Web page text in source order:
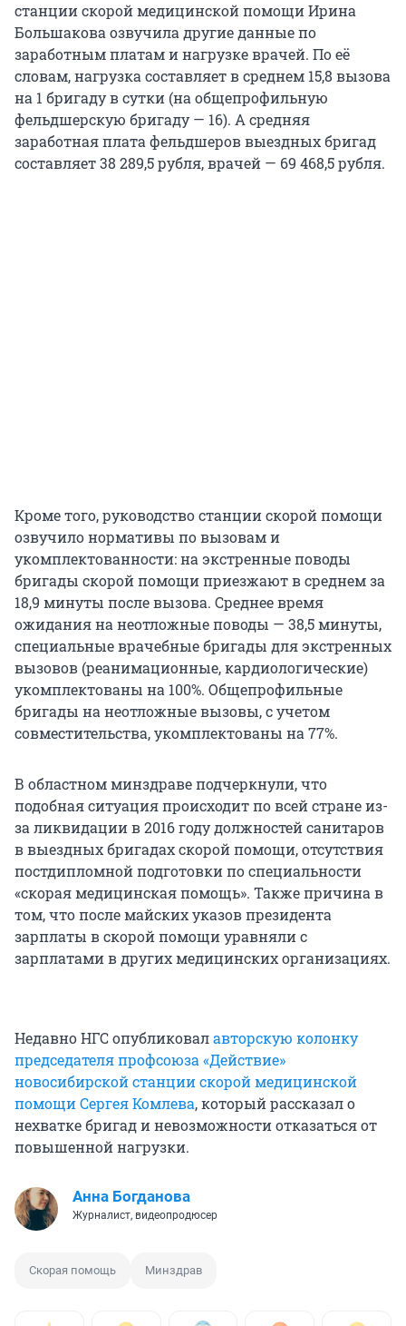
станции скорой медицинской помощи Ирина
Большакова озвучила другие данные по
заработным платам и нагрузке врачей. По её
словам, нагрузка составляет в среднем 15,8 вызова
на 1 бригаду в сутки (на общепрофильную
фельдшерскую бригаду — 16). А средняя
заработная плата фельдшеров выездных бригад
составляет 38 289,5 рубля, врачей — 69 468,5 рубля.
Кроме того, руководство станции скорой помощи
озвучило нормативы по вызовам и
укомплектованности: на экстренные поводы
бригады скорой помощи приезжают в среднем за
18,9 минуты после вызова. Среднее время
ожидания на неотложные поводы — 38,5 минуты,
специальные врачебные бригады для экстренных
вызовов (реанимационные, кардиологические)
укомплектованы на 100%. Общепрофильные
бригады на неотложные вызовы, с учетом
совместительства, укомплектованы на 77%.
В областном минздраве подчеркнули, что
подобная ситуация происходит по всей стране из-
за ликвидации в 2016 году должностей санитаров
в выездных бригадах скорой помощи, отсутствия
постдипломной подготовки по специальности
«скорая медицинская помощь». Также причина в
том, что после майских указов президента
зарплаты в скорой помощи уравняли с
зарплатами в других медицинских организациях.
Недавно НГС опубликовалавторскую колонку
председателя профсоюза «Действие»
новосибирской станции скорой медицинской
помощи Сергея Комлева, который рассказал о
нехватке бригад и невозможности отказаться от
повышенной нагрузки.
Анна Богданова
Журналист, видеопродюсер
Скорая помощь Минздрав